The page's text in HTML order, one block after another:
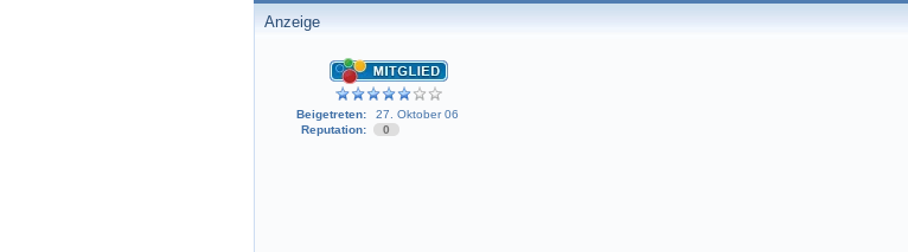
Anzeige
Beigetreten:
27. Oktober 06
Reputation:
0